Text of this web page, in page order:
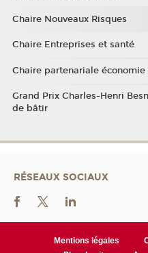
Chaire Nouveaux Risques
Chaire Entreprises et santé
Chaire partenariale
Grand Prix Charles-Henri
de bâtir
RÉSEAUX SOCIAUX
Mentions légales